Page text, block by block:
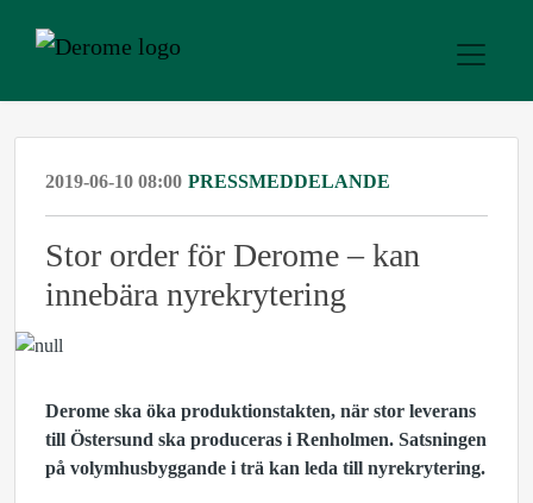
2019-06-10 08:00 PRESSMEDDELANDE
Stor order för Derome – kan
innebära nyrekrytering
Derome ska öka produktionstakten, när stor leverans
till Östersund ska produceras i Renholmen. Satsningen
på volymhusbyggande i trä kan leda till nyrekrytering.